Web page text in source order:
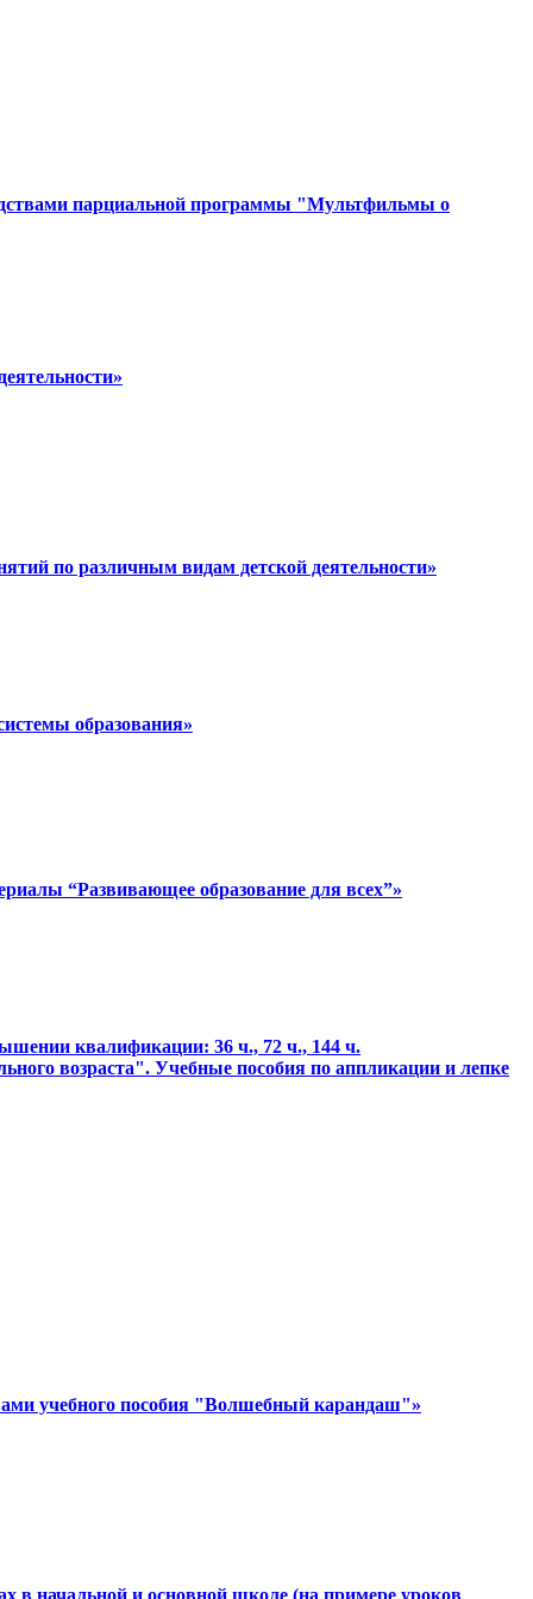
парциальной программы "Мультфильмы о
по различным видам детской деятельности»
образования»
“Развивающее образование для всех”»
квалификации: 36 ч., 72 ч., 144 ч.
возраста". Учебные пособия по аппликации и лепке
учебного пособия "Волшебный карандаш"»
в начальной и основной школе (на примере уроков